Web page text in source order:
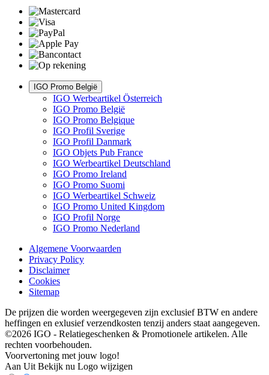
IGO Promo België
IGO Werbeartikel Österreich
IGO Promo België
IGO Promo Belgique
IGO Profil Sverige
IGO Profil Danmark
IGO Objets Pub France
IGO Werbeartikel Deutschland
IGO Promo Ireland
IGO Promo Suomi
IGO Werbeartikel Schweiz
IGO Promo United Kingdom
IGO Profil Norge
IGO Promo Nederland
Algemene Voorwaarden
Privacy Policy
Disclaimer
Cookies
Sitemap
De prijzen die worden weergegeven zijn exclusief BTW en andere
heffingen en exlusief verzendkosten tenzij anders staat aangegeven.
©2026 IGO - Relatiegeschenken & Promotionele artikelen. Alle
rechten voorbehouden.
Voorvertoning met jouw logo!
Aan Uit Bekijk nu Logo wijzigen